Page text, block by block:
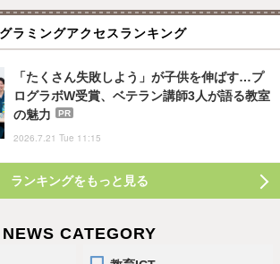
ラミングアクセスランキング
「たくさん失敗しよう」が子供を伸ばす…プ
ログラボW受賞、ベテラン講師3人が語る教室
の魅力
PR
2026.7.21 Tue 11:15
ランキングをもっと見る
NEWS CATEGORY